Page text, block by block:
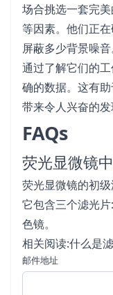
场合挑选一套完
等因素。他们正
屏蔽多少背景噪音
通过了解它们的
确的数据。这有
带来令人兴奋的发
FAQs
荧光显微镜
荧光显微镜的初级
它包含三个滤光
色镜。
相关阅读:什么是
邮件地址